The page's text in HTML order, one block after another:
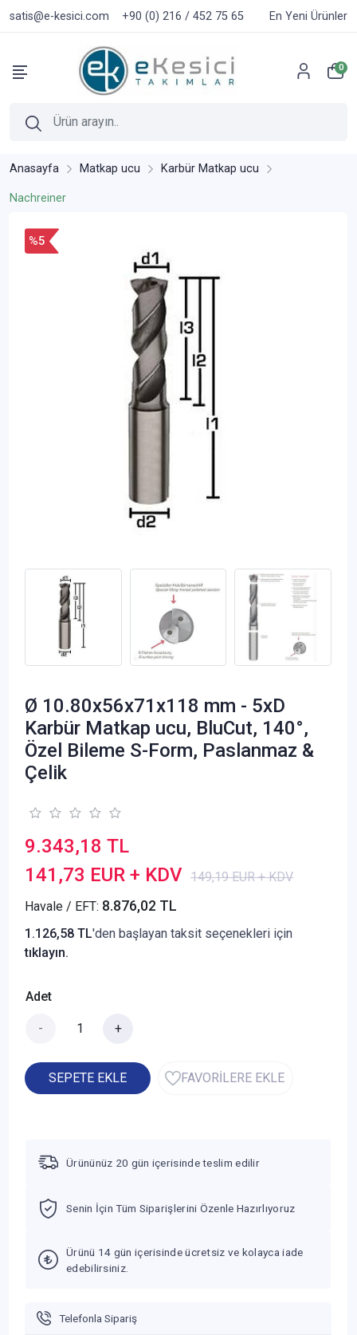
satis@e-kesici.com +90 (0) 216 / 452 75 65 En Yeni Ürünler
0
Anasayfa Matkap ucu Karbür Matkap ucu
Nachreiner
%5
Ø 10.80x56x71x118 mm - 5xD
Karbür Matkap ucu, BluCut, 140°,
Özel Bileme S-Form, Paslanmaz &
Çelik
9.343,18 TL
141,73 EUR + KDV 149,19 EUR + KDV
Havale / EFT: 8.876,02 TL
1.126,58 TL'den başlayan taksit seçenekleri için
tıklayın.
Adet
- +
SEPETE EKLE FAVORİLERE EKLE
Ürününüz 20 gün içerisinde teslim edilir
Senin İçin Tüm Siparişlerini Özenle Hazırlıyoruz
Ürünü 14 gün içerisinde ücretsiz ve kolayca iade
edebilirsiniz.
Telefonla Sipariş